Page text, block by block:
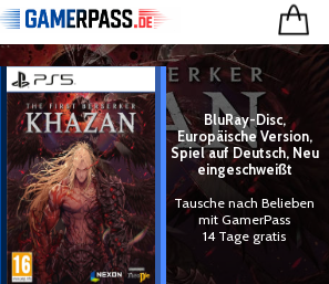
BluRay-Disc,
Europäische Version,
Spiel auf Deutsch, Neu
eingeschweißt
Tausche nach Belieben
mit GamerPass
14 Tage gratis